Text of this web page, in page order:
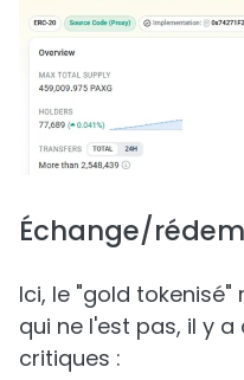
Échange/
Ici, le "gold
qui ne l'est pas, il y
critiques :